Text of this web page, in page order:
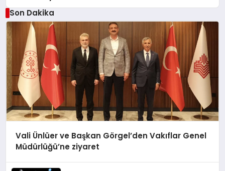
Son Dakika
Vali Ünlüer ve Başkan Görgel’den Vakıflar Genel
Müdürlüğü’ne ziyaret